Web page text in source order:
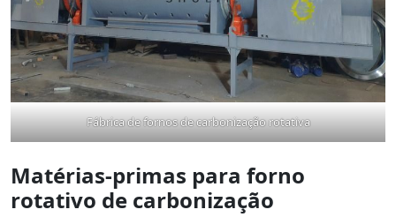
Fábrica de fornos de carbonização rotativa
Matérias-primas para forno
rotativo de carbonização